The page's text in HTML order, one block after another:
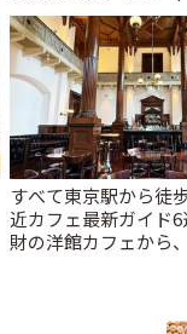
すべて東京駅から徒
近カフェ最新ガイド
財の洋館カフェから